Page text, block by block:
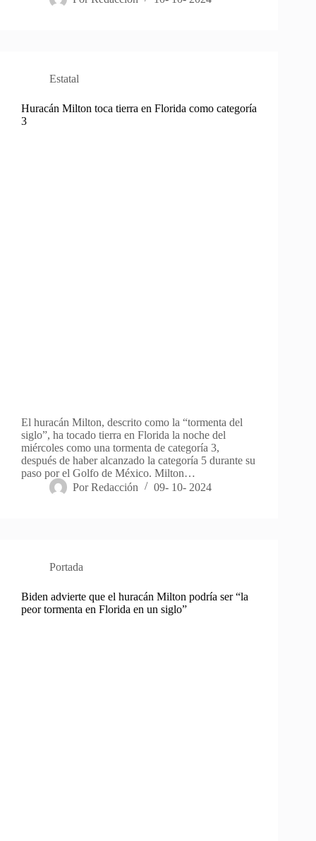
Estatal
Huracán Milton toca tierra en Florida como categoría
3
El huracán Milton, descrito como la “tormenta del
siglo”, ha tocado tierra en Florida la noche del
miércoles como una tormenta de categoría 3,
después de haber alcanzado la categoría 5 durante su
paso por el Golfo de México. Milton…
Por Redacción 09- 10- 2024
Portada
Biden advierte que el huracán Milton podría ser “la
peor tormenta en Florida en un siglo”